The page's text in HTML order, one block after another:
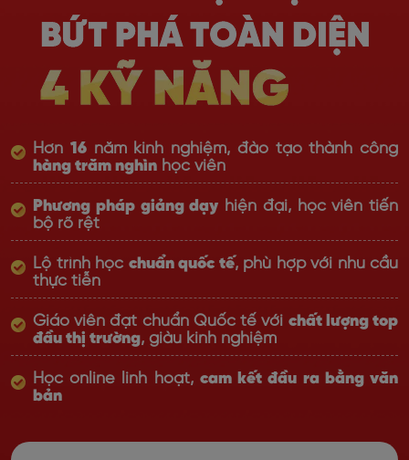
Hơn 16năm kinh nghiệm, đào tạo thành công
hàng trăm nghìn học viên
Phương pháp giảng dạy hiện đại, học viên tiến
bộ rõ rệt
Lộ trình học chuẩn quốc tế, phù hợp với nhu cầu
thực tiễn
Giáo viên đạt chuẩn Quốc tế với chất lượng top
đầu thị trường, giàu kinh nghiệm
Học online linh hoạt, cam kết đầu ra bằng văn
bản